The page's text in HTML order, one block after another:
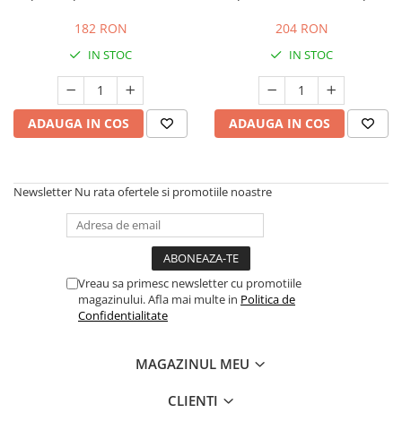
182 RON
IN STOC
ADAUGA IN COS
204 RON
IN STOC
ADAUGA IN COS
Newsletter Nu rata ofertele si promotiile noastre
Vreau sa primesc newsletter cu promotiile
magazinului. Afla mai multe in Politica de
Confidentialitate
MAGAZINUL MEU
CLIENTI